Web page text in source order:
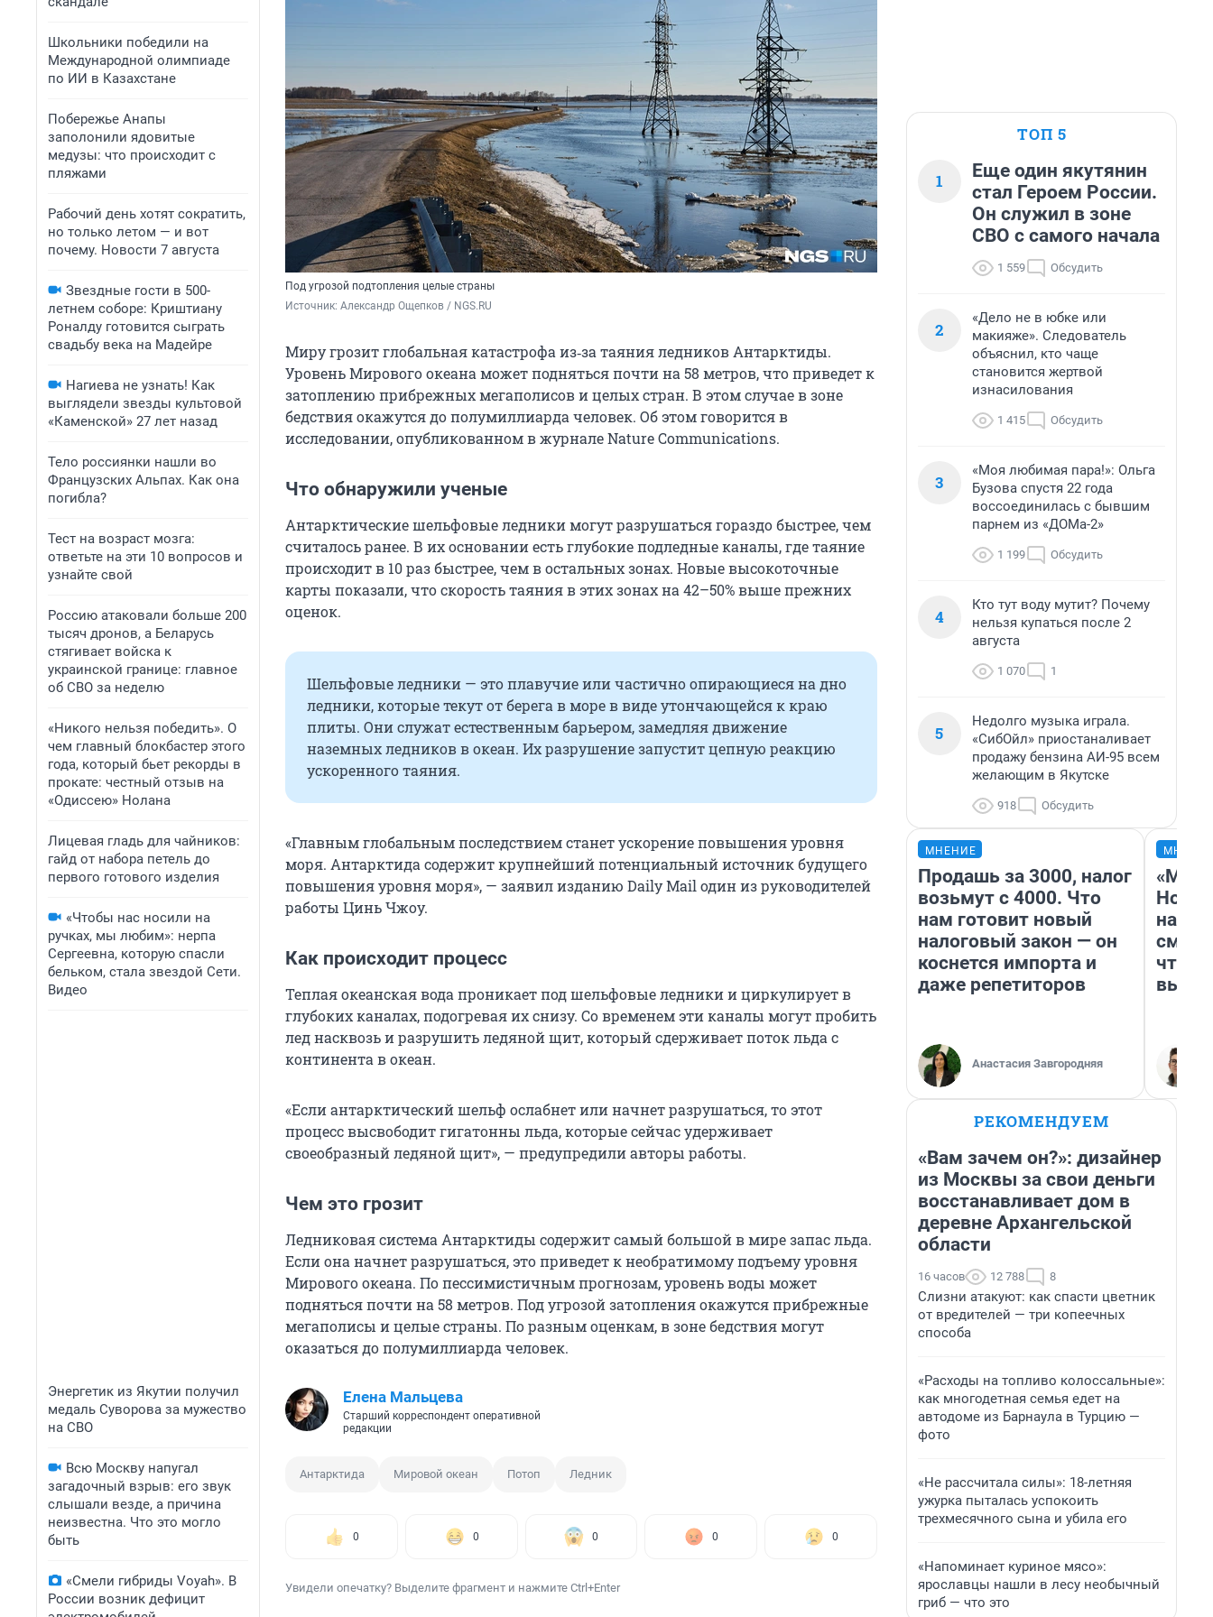
Школьники победили на
Международной олимпиаде
по ИИ в Казахстане
Побережье Анапы
заполонили ядовитые
медузы: что происходит с
пляжами
Рабочий день хотят сократить,
но только летом — и вот
почему. Новости 7 августа
Звездные гости в 500-
летнем соборе: Криштиану
Роналду готовится сыграть
свадьбу века на Мадейре
Нагиева не узнать! Как
выглядели звезды культовой
«Каменской» 27 лет назад
Тело россиянки нашли во
Французских Альпах. Как она
погибла?
Тест на возраст мозга:
ответьте на эти 10 вопросов и
узнайте свой
Россию атаковали больше 200
тысяч дронов, а Беларусь
стягивает войска к
украинской границе: главное
об СВО за неделю
«Никого нельзя победить». О
чем главный блокбастер этого
года, который бьет рекорды в
прокате: честный отзыв на
«Одиссею» Нолана
Лицевая гладь для чайников:
гайд от набора петель до
первого готового изделия
«Чтобы нас носили на
ручках, мы любим»: нерпа
Сергеевна, которую спасли
бельком, стала звездой Сети.
Видео
Энергетик из Якутии получил
медаль Суворова за мужество
на СВО
Всю Москву напугал
загадочный взрыв: его звук
слышали везде, а причина
неизвестна. Что это могло
быть
«Смели гибриды Voyah». В
России возник дефицит
Под угрозой подтопления целые страны
Источник: Александр Ощепков / NGS.RU
Миру грозит глобальная катастрофа из‑за таяния ледников Антарктиды.
Уровень Мирового океана может подняться почти на 58 метров, что приведет к
затоплению прибрежных мегаполисов и целых стран. В этом случае в зоне
бедствия окажутся до полумиллиарда человек. Об этом говорится в
исследовании, опубликованном в журнале Nature Communications.
Что обнаружили ученые
Антарктические шельфовые ледники могут разрушаться гораздо быстрее, чем
считалось ранее. В их основании есть глубокие подледные каналы, где таяние
происходит в 10 раз быстрее, чем в остальных зонах. Новые высокоточные
карты показали, что скорость таяния в этих зонах на 42–50% выше прежних
оценок.
Шельфовые ледники — это плавучие или частично опирающиеся на дно
ледники, которые текут от берега в море в виде утончающейся к краю
плиты. Они служат естественным барьером, замедляя движение
наземных ледников в океан. Их разрушение запустит цепную реакцию
ускоренного таяния.
«Главным глобальным последствием станет ускорение повышения уровня
моря. Антарктида содержит крупнейший потенциальный источник будущего
повышения уровня моря», — заявил изданию Daily Mail один из руководителей
работы Цинь Чжоу.
Как происходит процесс
Теплая океанская вода проникает под шельфовые ледники и циркулирует в
глубоких каналах, подогревая их снизу. Со временем эти каналы могут пробить
лед насквозь и разрушить ледяной щит, который сдерживает поток льда с
континента в океан.
«Если антарктический шельф ослабнет или начнет разрушаться, то этот
процесс высвободит гигатонны льда, которые сейчас удерживает
своеобразный ледяной щит», — предупредили авторы работы.
Чем это грозит
Ледниковая система Антарктиды содержит самый большой в мире запас льда.
Если она начнет разрушаться, это приведет к необратимому подъему уровня
Мирового океана. По пессимистичным прогнозам, уровень воды может
подняться почти на 58 метров. Под угрозой затопления окажутся прибрежные
мегаполисы и целые страны. По разным оценкам, в зоне бедствия могут
оказаться до полумиллиарда человек.
Елена Мальцева
Старший корреспондент оперативной
редакции
Антарктида Мировой океан Потоп Ледник
0 0 0 0 0
Увидели опечатку? Выделите фрагмент и нажмите Ctrl+Enter
ТОП 5
1
Еще один якутянин
стал Героем России.
Он служил в зоне
СВО с самого начала
1 559 Обсудить
2
«Дело не в юбке или
макияже». Следователь
объяснил, кто чаще
становится жертвой
изнасилования
1 415 Обсудить
3
«Моя любимая пара!»: Ольга
Бузова спустя 22 года
воссоединилась с бывшим
парнем из «ДОМа-2»
1 199 Обсудить
4
Кто тут воду мутит? Почему
нельзя купаться после 2
августа
1 070 1
5
Недолго музыка играла.
«СибОйл» приостаналивает
продажу бензина АИ-95 всем
желающим в Якутске
918 Обсудить
МНЕНИЕ
Продашь за 3000, налог
возьмут с 4000. Что
нам готовит новый
налоговый закон — он
коснется импорта и
даже репетиторов
Анастасия Завгородняя
«Мы
РЕКОМЕНДУЕМ
«Вам зачем он?»: дизайнер
из Москвы за свои деньги
восстанавливает дом в
деревне Архангельской
области
16 часов 12 788 8
Слизни атакуют: как спасти цветник
от вредителей — три копеечных
способа
«Расходы на топливо колоссальные»:
как многодетная семья едет на
автодоме из Барнаула в Турцию —
фото
«Не рассчитала силы»: 18-летняя
ужурка пыталась успокоить
трехмесячного сына и убила его
«Напоминает куриное мясо»:
ярославцы нашли в лесу необычный
гриб — что это